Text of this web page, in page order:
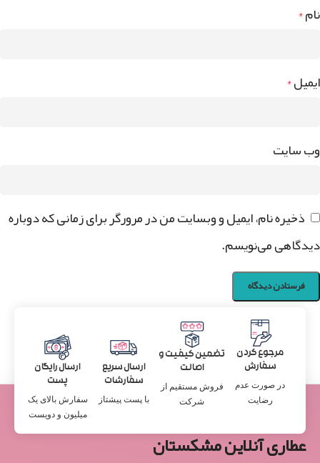
نام*
ایمیل*
وب‌ سایت
ذخیره نام، ایمیل و وبسایت من در مرورگر برای زمانی که دوباره
دیدگاهی می‌نویسم.
مرجوع کردن
سفارش
در صورت عدم
رضایت
تضمین کیفیت و
اصالت
فروش مستقیم از
شرکت
ارسال سریع
سفارشات
با پست پیشتاز
ارسال رایگان
پست
سفارش بالای یک
میلیون و دویست
عطاری آنلاین مشکستان